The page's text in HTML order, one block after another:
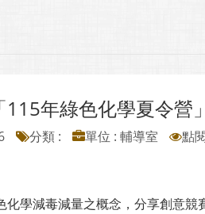
年綠色化學夏令營」
分類 : 單位 : 輔導室
點
化學減毒減量之概念，分享創意